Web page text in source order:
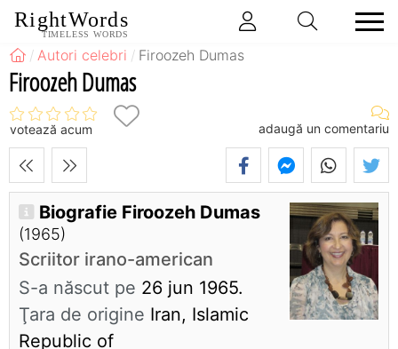
RightWords
TIMELESS WORDS
Autori celebri Firoozeh Dumas
Firoozeh Dumas
votează acum adaugă un comentariu
Biografie Firoozeh Dumas
(1965)
Scriitor irano-american
S-a născut pe 26 jun 1965.
Ţara de origine Iran, Islamic
Republic of